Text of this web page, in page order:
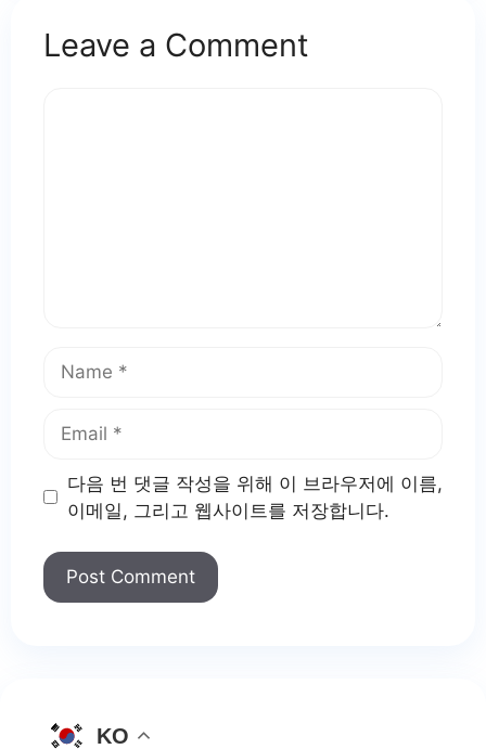
Leave a Comment
다음 번 댓글 작성을 위해 이 브라우저에 이름,
이메일, 그리고 웹사이트를 저장합니다.
KO